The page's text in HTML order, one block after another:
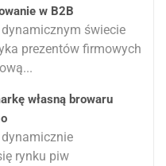
w B2B
świecie
prezentów firmowych
własną browaru
rynku piw